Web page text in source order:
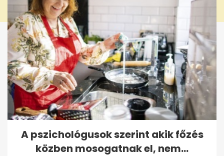
A pszichológusok szerint akik főzés
közben mosogatnak el, nem...